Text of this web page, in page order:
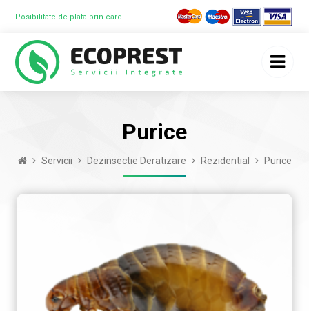
Posibilitate de plata prin card!
Purice
Servicii Dezinsectie Deratizare Rezidential Purice